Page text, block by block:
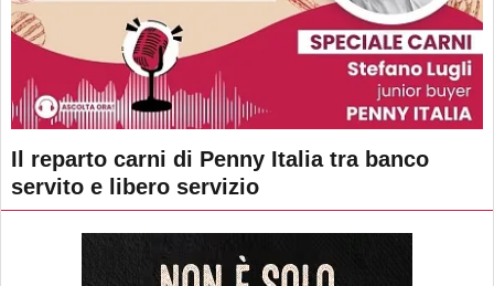
Il reparto carni di Penny Italia tra banco
servito e libero servizio